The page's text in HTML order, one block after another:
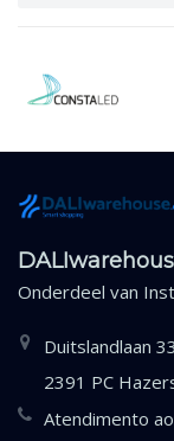
Onderdeel van
Duitslandlaan 33
2391 PC
Atendimento